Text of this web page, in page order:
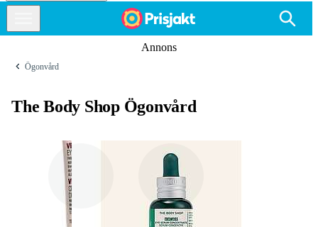
Annons
Ögonvård
The Body Shop Ögonvård
Kräm Serum